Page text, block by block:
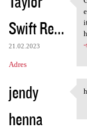
Swift Re...
21.02.2023
Adres
jendy
henna
hi